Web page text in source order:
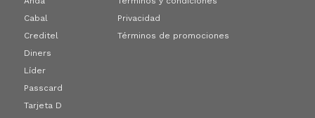
Cabal
Creditel
Diners
Líder
Passcard
Tarjeta D
Privacidad
Términos de promociones